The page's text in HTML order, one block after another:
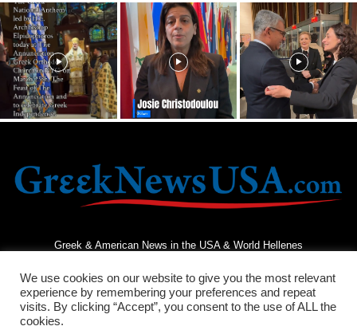
Greek & American News in the USA & World Hellenes
We use cookies on our website to give you the most relevant
experience by remembering your preferences and repeat
visits. By clicking “Accept”, you consent to the use of ALL the
cookies.